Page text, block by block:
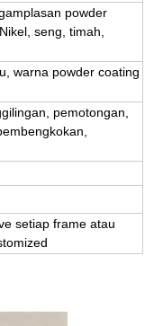
powder
seng, timah,
warna powder coating
pemotongan,
setiap frame atau